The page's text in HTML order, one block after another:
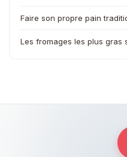
Faire son propre pain
Les fromages les plus gras